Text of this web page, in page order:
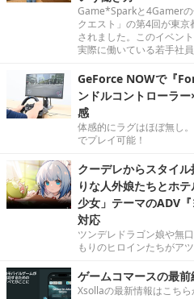
Game*Sparkと4Gamer
クエスト」の第4回が東
されました。このイベン
実際に働いている若手社
GeForce NOWで『
ンドルコントローラ
感
体感的にラグはほぼ無し
でプレイ可能！
クーデレからスタイ
りな人外娘たちとホ
少女」テーマのADV
対応
ツンデレドラゴン娘や無
もりのヒロインたちがアツ
ゲームコマースの最
Xsollaの最新情報はこちら